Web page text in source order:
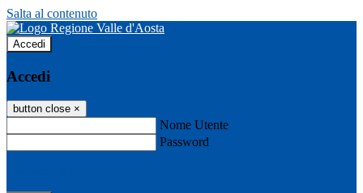
Salta al contenuto
Accedi
Accedi
button close ×
Nome Utente
Password